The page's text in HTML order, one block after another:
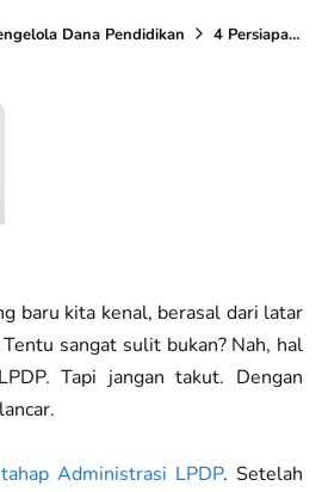
Dana Pendidikan 4 Persiapan LGD LPDP yang Harus Kalian Lakukan
baru kita kenal, berasal dari latar
sangat sulit bukan? Nah, hal
Tapi jangan takut. Dengan
tahap Administrasi LPDP. Setelah